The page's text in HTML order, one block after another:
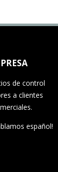
de control
a clientes
español!